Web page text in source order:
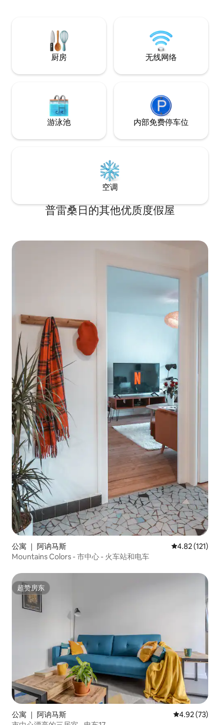
厨房 无线网络
游泳池 内部免费停车位
空调
普雷桑日的其他优质度假屋
公寓 ｜ 阿讷马斯 平均评分 4.82
4.82 (121)
Mountains Colors - 市中心 - 火车站和电车
超赞房东
超赞房东
公寓 ｜ 阿讷马斯 平均评分
4.92 (73)